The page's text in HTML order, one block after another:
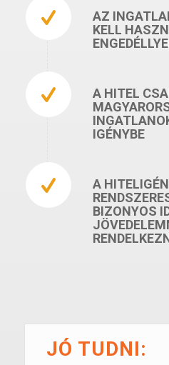
AZ
KELL
A HITEL
IGÉNYBE
A
BIZONYOS
JÓ TUDNI: